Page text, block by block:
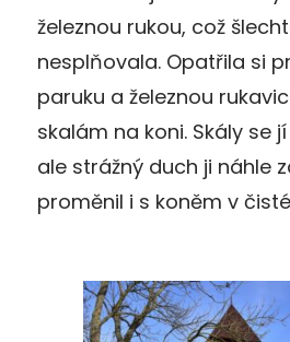
železnou rukou, což
nesplňovala. Opatřila si
paruku a železnou
skalám na koni. Skály se
ale strážný duch ji náhle
proměnil i s koněm v